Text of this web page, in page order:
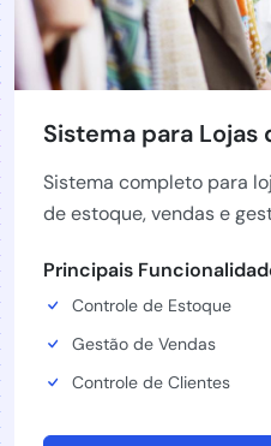
Sistema para Lojas
Sistema completo para
de estoque, vendas e
Principais
Controle de Estoque
Gestão de Vendas
Controle de Clientes